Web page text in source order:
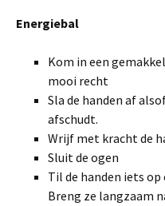
Energiebal
Kom in een
mooi recht
Sla de handen af
afschudt.
Wrijf met kracht de
Sluit de ogen
Til de handen iets
Breng ze langzaam